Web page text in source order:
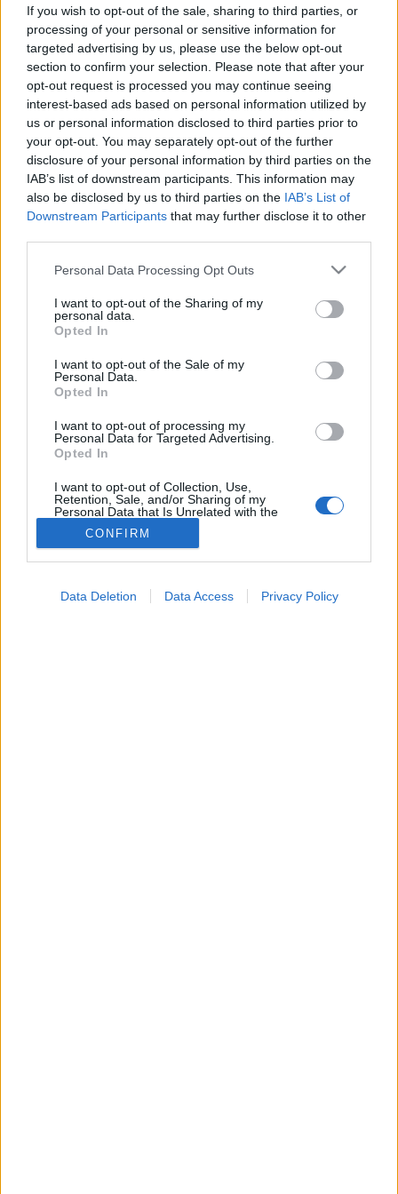
If you wish to opt-out of the sale, sharing to third parties, or
processing of your personal or sensitive information for
targeted advertising by us, please use the below opt-out
section to confirm your selection. Please note that after your
opt-out request is processed you may continue seeing
interest-based ads based on personal information utilized by
us or personal information disclosed to third parties prior to
your opt-out. You may separately opt-out of the further
disclosure of your personal information by third parties on the
IAB’s list of downstream participants. This information may
also be disclosed by us to third parties on the IAB’s List of
Downstream Participants that may further disclose it to other
Please note that this website/app uses one or more Google
not limited to your visit or usage behaviour. You may click to
grant or deny consent to Google and its third-party tags to
use your data for below specified purposes in below Google
consent section.
Personal Data Processing Opt Outs
I want to opt-out of the Sharing of my
personal data.
Opted In
I want to opt-out of the Sale of my
Personal Data.
Opted In
I want to opt-out of processing my
Personal Data for Targeted Advertising.
Opted In
I want to opt-out of Collection, Use,
Retention, Sale, and/or Sharing of my
Personal Data that Is Unrelated with the
Purposes for which it was collected.
Opted Out
CONFIRM
Data Deletion Data Access Privacy Policy
okozhatja
2024. július 06. 11:04
Küldés Küldés Messengeren